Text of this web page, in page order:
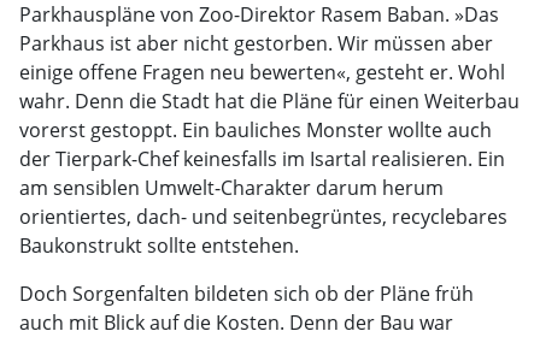
Parkhauspläne von Zoo-Direktor Rasem Baban. »Das
Parkhaus ist aber nicht gestorben. Wir müssen aber
einige offene Fragen neu bewerten«, gesteht er. Wohl
wahr. Denn die Stadt hat die Pläne für einen Weiterbau
vorerst gestoppt. Ein bauliches Monster wollte auch
der Tierpark-Chef keinesfalls im Isartal realisieren. Ein
am sensiblen Umwelt-Charakter darum herum
orientiertes, dach- und seitenbegrüntes, recyclebares
Baukonstrukt sollte entstehen.
Doch Sorgenfalten bildeten sich ob der Pläne früh
auch mit Blick auf die Kosten. Denn der Bau war